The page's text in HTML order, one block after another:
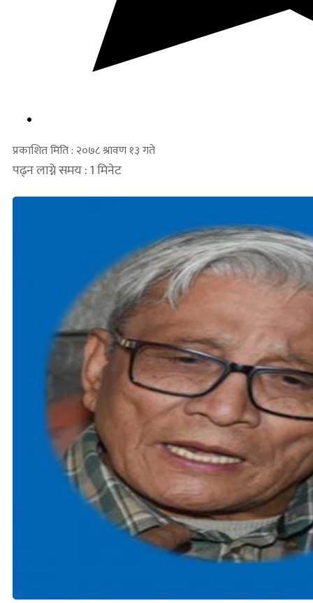
प्रकाशित मिति : २०७८ श्रावण १३ गते
पढ्न लाग्ने समय : 1 मिनेट